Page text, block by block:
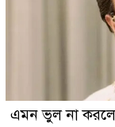
এমন ভুল না